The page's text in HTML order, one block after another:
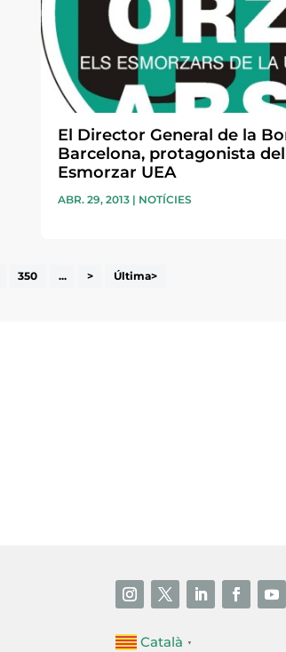
El Director General de la
Barcelona, protagonista
Esmorzar UEA
ABR. 29, 2013| NOTÍCIES
350 ... > Última>
Català ▼